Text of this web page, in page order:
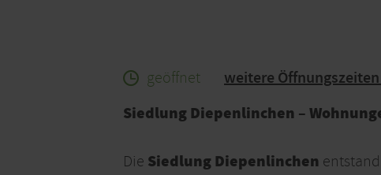
geöffnet weitere
Siedlung Diepenlinchen –
Die Siedlung Diepenlinchen